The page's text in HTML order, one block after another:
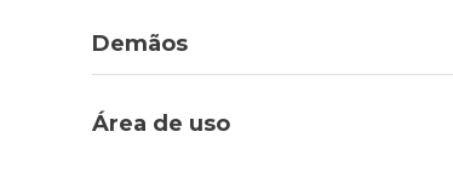
Demãos
Área de uso